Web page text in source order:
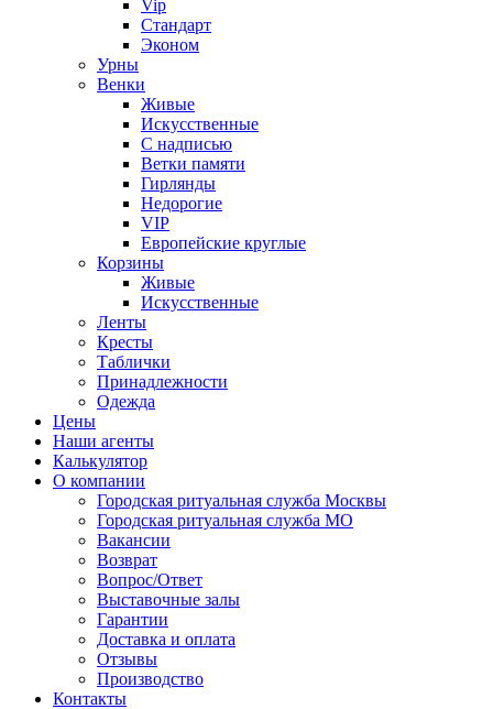
Vip
Стандарт
Эконом
Урны
Венки
Живые
Искусственные
С надписью
Ветки памяти
Гирлянды
Недорогие
VIP
Европейские круглые
Корзины
Живые
Искусственные
Ленты
Кресты
Таблички
Принадлежности
Одежда
Цены
Наши агенты
Калькулятор
О компании
Городская ритуальная служба Москвы
Городская ритуальная служба МО
Вакансии
Возврат
Вопрос/Ответ
Выставочные залы
Гарантии
Доставка и оплата
Отзывы
Производство
Контакты